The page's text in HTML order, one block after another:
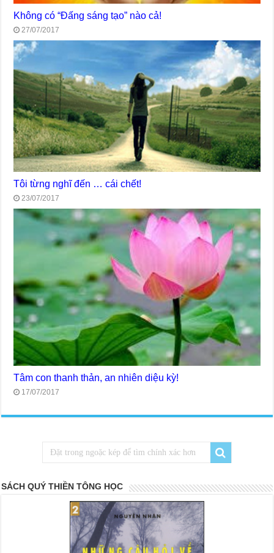
Không có “Đấng sáng tạo” nào cả!
27/07/2017
Tôi từng nghĩ đến … cái chết!
23/07/2017
Tâm con thanh thản, an nhiên diệu kỳ!
17/07/2017
SÁCH QUÝ THIỀN TÔNG HỌC